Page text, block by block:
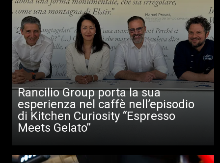
Rancilio Group porta la sua
esperienza nel caffè nell’episodio
di Kitchen Curiosity “Espresso
Meets Gelato”